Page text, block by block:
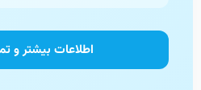
اطلاعات بیشتر و